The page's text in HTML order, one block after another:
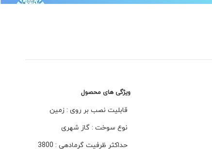
ویژگی های محصول
قابلیت نصب بر روی : زمین
نوع سوخت : گاز شهری
حداکثر ظرفیت گرمادهی : 3800